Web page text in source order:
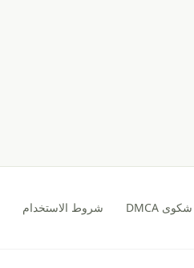
شكوى DMCA شروط الاستخدام